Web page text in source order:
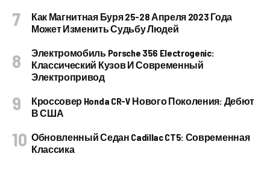
Как Магнитная Буря 25-28 Апреля 2023 Года
Может Изменить Судьбу Людей
Электромобиль Porsche 356 Electrogenic:
Классический Кузов И Современный
Электропривод
Кроссовер Honda CR-V Нового Поколения: Дебют
В США
Обновленный Седан Cadillac CT5: Современная
Классика